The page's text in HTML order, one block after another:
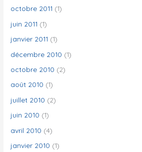
octobre 2011 (1)
juin 2011 (1)
janvier 2011 (1)
décembre 2010 (1)
octobre 2010 (2)
août 2010 (1)
juillet 2010 (2)
juin 2010 (1)
avril 2010 (4)
janvier 2010 (1)